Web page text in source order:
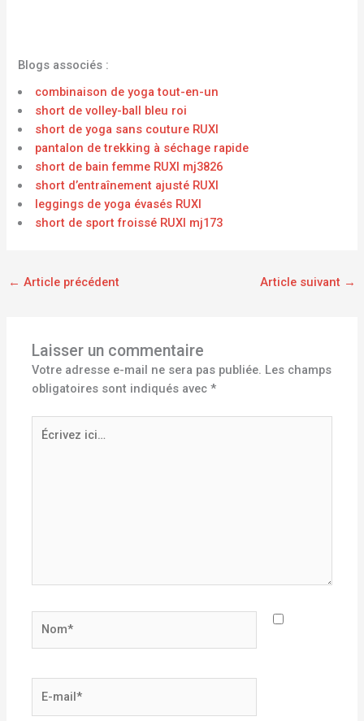
Blogs associés :
combinaison de yoga tout-en-un
short de volley-ball bleu roi
short de yoga sans couture RUXI
pantalon de trekking à séchage rapide
short de bain femme RUXI mj3826
short d’entraînement ajusté RUXI
leggings de yoga évasés RUXI
short de sport froissé RUXI mj173
← Article précédent Article suivant →
Laisser un commentaire
Votre adresse e-mail ne sera pas publiée. Les champs
obligatoires sont indiqués avec*
Écrivez
ici…
mail*